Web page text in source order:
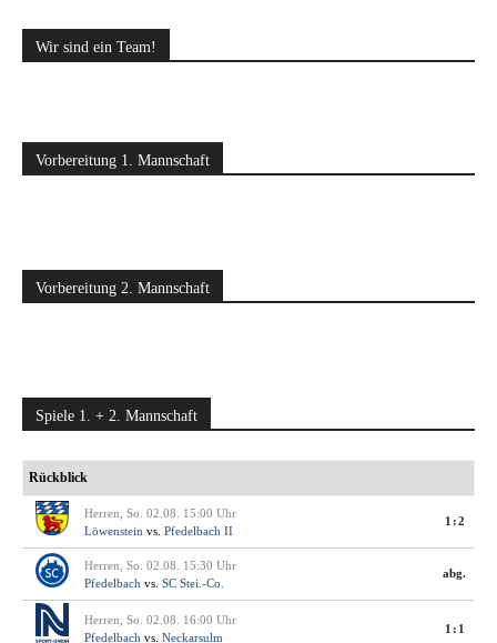
Wir sind ein Team!
Vorbereitung 1. Mannschaft
Vorbereitung 2. Mannschaft
Spiele 1. + 2. Mannschaft
Rückblick
Herren, So. 02.08. 15:00 Uhr
Löwenstein vs. Pfedelbach II
1:2
Herren, So. 02.08. 15:30 Uhr
Pfedelbach vs. SC Stei.-Co.
abg.
Herren, So. 02.08. 16:00 Uhr
Pfedelbach vs. Neckarsulm
1:1